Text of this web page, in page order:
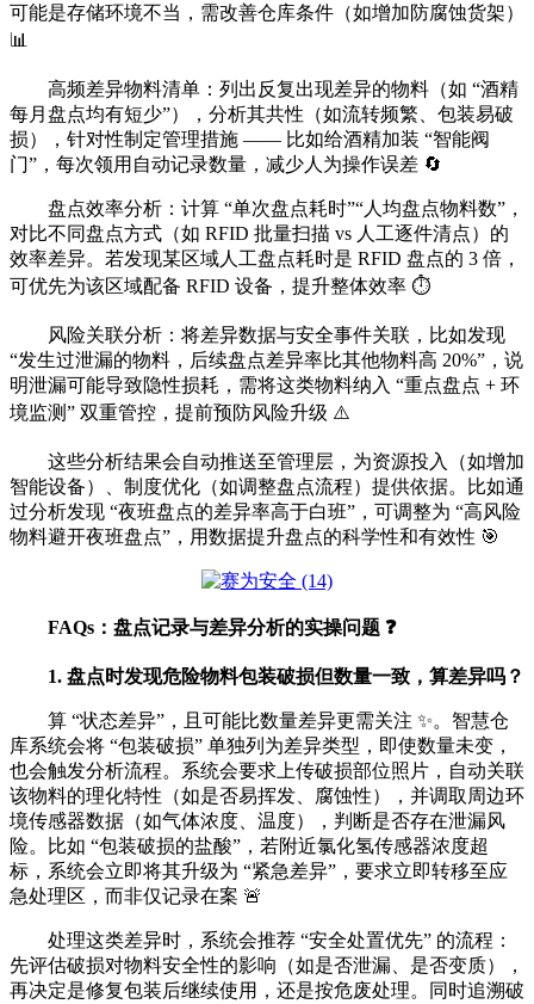
可能是存储环境不当，需改善仓库条件（如增加防腐蚀货架）
📊
高频差异物料清单：列出反复出现差异的物料（如 “酒精
每月盘点均有短少”），分析其共性（如流转频繁、包装易破
损），针对性制定管理措施 —— 比如给酒精加装 “智能阀
门”，每次领用自动记录数量，减少人为操作误差 🔄
盘点效率分析：计算 “单次盘点耗时”“人均盘点物料数”，
对比不同盘点方式（如 RFID 批量扫描 vs 人工逐件清点）的
效率差异。若发现某区域人工盘点耗时是 RFID 盘点的 3 倍，
可优先为该区域配备 RFID 设备，提升整体效率 ⏱️
风险关联分析：将差异数据与安全事件关联，比如发现
“发生过泄漏的物料，后续盘点差异率比其他物料高 20%”，说
明泄漏可能导致隐性损耗，需将这类物料纳入 “重点盘点 + 环
境监测” 双重管控，提前预防风险升级 ⚠️
这些分析结果会自动推送至管理层，为资源投入（如增加
智能设备）、制度优化（如调整盘点流程）提供依据。比如通
过分析发现 “夜班盘点的差异率高于白班”，可调整为 “高风险
物料避开夜班盘点”，用数据提升盘点的科学性和有效性 🎯
FAQs：盘点记录与差异分析的实操问题 ❓
1. 盘点时发现危险物料包装破损但数量一致，算差异吗？
算 “状态差异”，且可能比数量差异更需关注 ✨。智慧仓
库系统会将 “包装破损” 单独列为差异类型，即使数量未变，
也会触发分析流程。系统会要求上传破损部位照片，自动关联
该物料的理化特性（如是否易挥发、腐蚀性），并调取周边环
境传感器数据（如气体浓度、温度），判断是否存在泄漏风
险。比如 “包装破损的盐酸”，若附近氯化氢传感器浓度超
标，系统会立即将其升级为 “紧急差异”，要求立即转移至应
急处理区，而非仅记录在案 🚨
处理这类差异时，系统会推荐 “安全处置优先” 的流程：
先评估破损对物料安全性的影响（如是否泄漏、是否变质），
再决定是修复包装后继续使用，还是按危废处理。同时追溯破